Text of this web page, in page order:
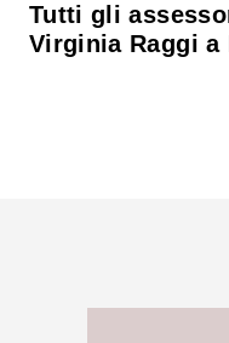
Tutti gli
Virginia Raggi a